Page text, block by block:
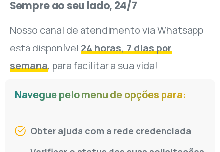
Sempreaoseu lado, 24/7
Nosso canal de atendimento via Whatsapp
está disponível24 horas, 7 dias por
semana, para facilitar a sua vida!
Navegue pelo menu de opções para:
Obter ajuda com a rede credenciada